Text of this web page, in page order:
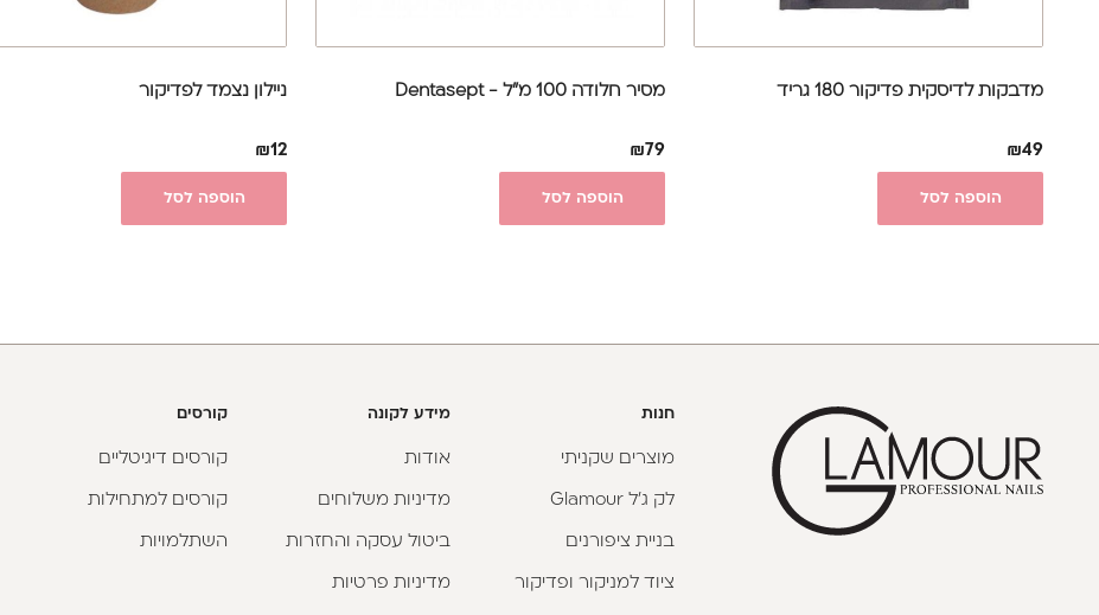
מדבקות לדיסקית פדיקור 180 גריד
₪49
הוספה לסל
מסיר חלודה 100 מ"ל - Dentasept
₪79
הוספה לסל
ניילון נצמד לפדיקור
₪12
הוספה לסל
חנות
מוצרים שקניתי
לק ג'ל Glamour
בניית ציפורנים
ציוד למניקור ופדיקור
מידע לקונה
אודות
מדיניות משלוחים
ביטול עסקה והחזרות
מדיניות פרטיות
קורסים
קורסים דיגיטליים
קורסים למתחילות
השתלמויות